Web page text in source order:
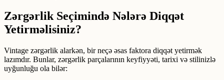
Zərgərlik Seçimində Nələrə Diqqət
Yetirməlisiniz?
Vintage zərgərlik alarkən, bir neçə əsas faktora diqqət yetirmək
lazımdır. Bunlar, zərgərlik parçalarının keyfiyyəti, tarixi və stilinizlə
uyğunluğu ola bilər: